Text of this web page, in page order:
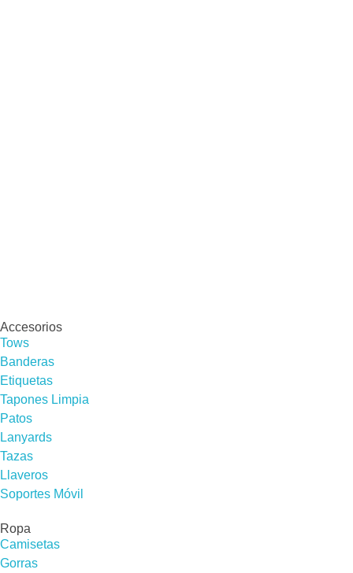
Accesorios
Tows
Banderas
Etiquetas
Tapones Limpia
Patos
Lanyards
Tazas
Llaveros
Soportes Móvil
Ropa
Camisetas
Gorras